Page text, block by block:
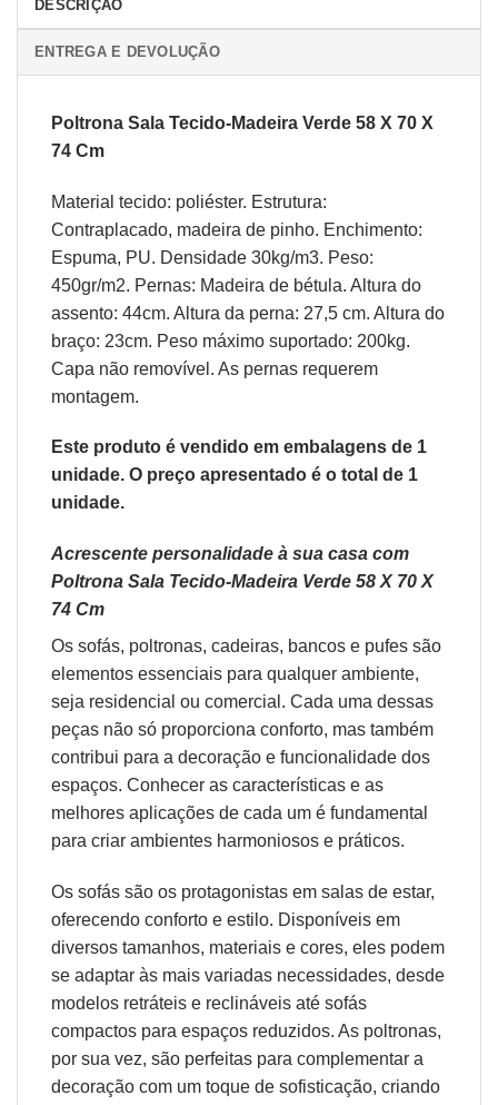
DESCRIÇÃO
ENTREGA E DEVOLUÇÃO
Poltrona Sala Tecido-Madeira Verde 58 X 70 X
74 Cm
Material tecido: poliéster. Estrutura:
Contraplacado, madeira de pinho. Enchimento:
Espuma, PU. Densidade 30kg/m3. Peso:
450gr/m2. Pernas: Madeira de bétula. Altura do
assento: 44cm. Altura da perna: 27,5 cm. Altura do
braço: 23cm. Peso máximo suportado: 200kg.
Capa não removível. As pernas requerem
montagem.
Este produto é vendido em embalagens de 1
unidade. O preço apresentado é o total de 1
unidade.
Acrescente personalidade à sua casa com
Poltrona Sala Tecido-Madeira Verde 58 X 70 X
74 Cm
Os sofás, poltronas, cadeiras, bancos e pufes são
elementos essenciais para qualquer ambiente,
seja residencial ou comercial. Cada uma dessas
peças não só proporciona conforto, mas também
contribui para a decoração e funcionalidade dos
espaços. Conhecer as características e as
melhores aplicações de cada um é fundamental
para criar ambientes harmoniosos e práticos.
Os sofás são os protagonistas em salas de estar,
oferecendo conforto e estilo. Disponíveis em
diversos tamanhos, materiais e cores, eles podem
se adaptar às mais variadas necessidades, desde
modelos retráteis e reclináveis até sofás
compactos para espaços reduzidos. As poltronas,
por sua vez, são perfeitas para complementar a
decoração com um toque de sofisticação, criando